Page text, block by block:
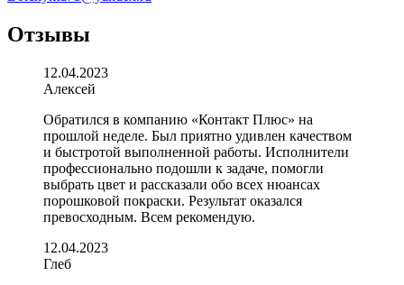
Отзывы
12.04.2023
Алексей
Обратился в компанию «Контакт Плюс» на
прошлой неделе. Был приятно удивлен качеством
и быстротой выполненной работы. Исполнители
профессионально подошли к задаче, помогли
выбрать цвет и рассказали обо всех нюансах
порошковой покраски. Результат оказался
превосходным. Всем рекомендую.
12.04.2023
Глеб